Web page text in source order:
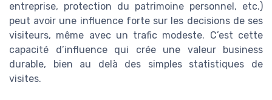
entreprise, protection du patrimoine personnel, etc.)
peut avoir une influence forte sur les decisions de ses
visiteurs, même avec un trafic modeste. C’est cette
capacité d’influence qui crée une valeur business
durable, bien au delà des simples statistiques de
visites.